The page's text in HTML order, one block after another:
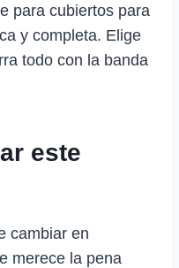
para cubiertos para
y completa. Elige
todo con la banda
este
cambiar en
merece la pena